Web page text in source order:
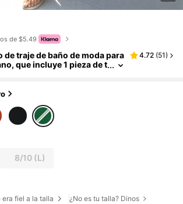
de $5.49
de traje de baño de moda para
que incluye 1 pieza de t
4.72 (51)
8/10(L)
fiel a la talla ¿No es tu talla? Dinos